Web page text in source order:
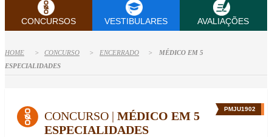
CONCURSOS VESTIBULARES AVALIAÇÕES
HOME CONCURSO ENCERRADO
MÉDICO EM 5
ESPECIALIDADES
PMJU1902
CONCURSO | MÉDICO EM 5
ESPECIALIDADES